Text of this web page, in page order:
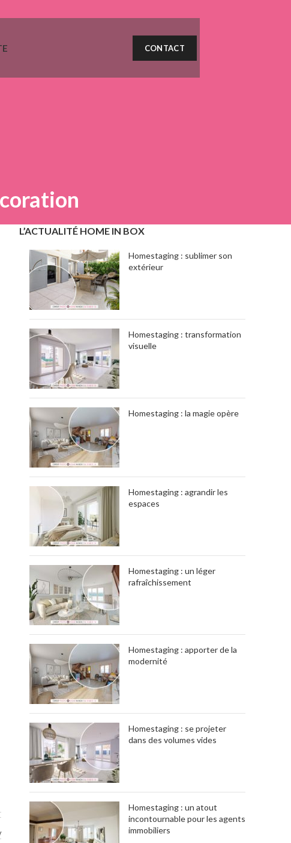
CONTACT
L’ACTUALITÉ HOME IN BOX
Homestaging : sublimer son
extérieur
Homestaging : transformation
visuelle
Homestaging : la magie opère
Homestaging : agrandir les
espaces
Homestaging : un léger
rafraîchissement
Homestaging : apporter de la
modernité
Homestaging : se projeter
dans des volumes vides
Homestaging : un atout
incontournable pour les agents
immobiliers